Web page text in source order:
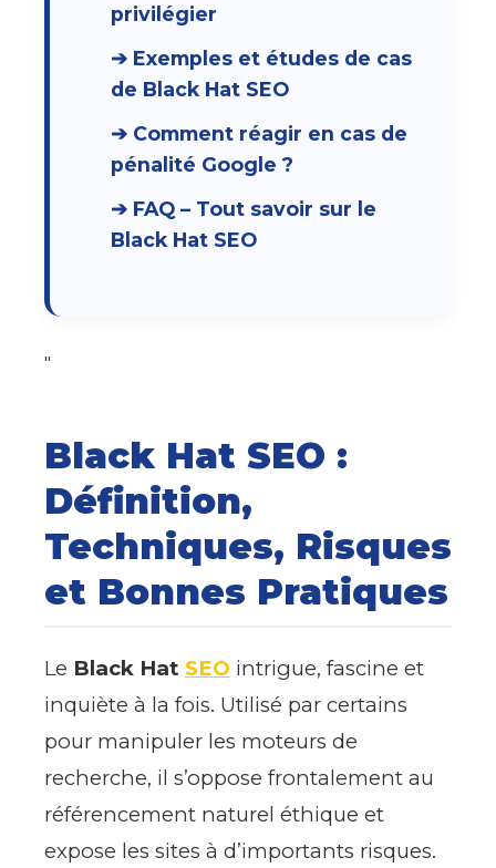
privilégier
➔ Exemples et études de cas
de Black Hat SEO
➔ Comment réagir en cas de
pénalité Google ?
➔ FAQ – Tout savoir sur le
Black Hat SEO
"
Black Hat SEO :
Définition,
Techniques, Risques
et Bonnes Pratiques
Le Black Hat SEO intrigue, fascine et
inquiète à la fois. Utilisé par certains
pour manipuler les moteurs de
recherche, il s’oppose frontalement au
référencement naturel éthique et
expose les sites à d’importants risques.